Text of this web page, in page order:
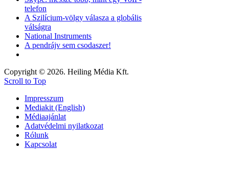
telefon
A Szilícium-völgy válasza a globális
válságra
National Instruments
A pendrájv sem csodaszer!
Copyright © 2026. Heiling Média Kft.
Scroll to Top
Impresszum
Mediakit (English)
Médiaajánlat
Adatvédelmi nyilatkozat
Rólunk
Kapcsolat